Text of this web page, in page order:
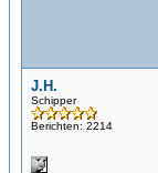
J.H.
Schipper
Berichten: 2214